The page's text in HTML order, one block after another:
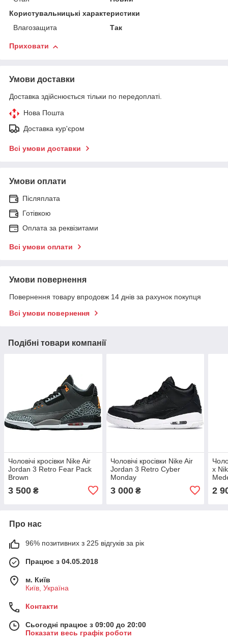
Користувальницькі характеристики
Влагозащита
Так
Приховати
Умови доставки
Доставка здійснюється тільки по передоплаті.
Нова Пошта
Доставка кур'єром
Всі умови доставки
Умови оплати
Післяплата
Готівкою
Оплата за реквізитами
Всі умови оплати
Умови повернення
Повернення товару впродовж 14 днів за рахунок покупця
Всі умови повернення
Подібні товари компанії
Чоловічі кросівки Nike Air
Jordan 3 Retro Fear Pack
Brown
3 500 ₴
Чоловічі кросівки Nike Air
Jordan 3 Retro Cyber
Monday
3 000₴
x
2
Про нас
96% позитивних з 225 відгуків за рік
Працює з 04.05.2018
м. Київ
Київ, Україна
Контакти
Сьогодні працює з 09:00 до 20:00
Показати весь графік роботи